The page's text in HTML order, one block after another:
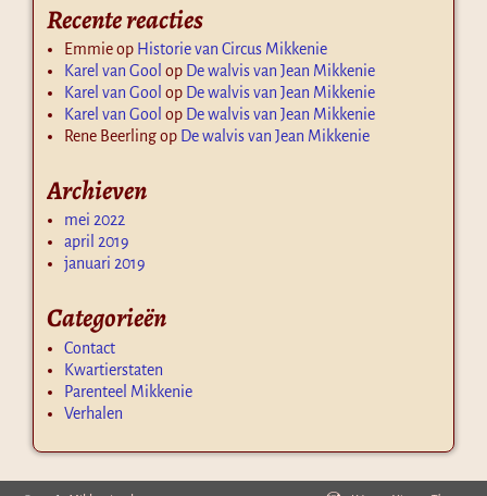
Recente reacties
Emmieop Historie van Circus Mikkenie
Karel van Gool op De walvis van Jean Mikkenie
Karel van Gool op De walvis van Jean Mikkenie
Karel van Gool op De walvis van Jean Mikkenie
Rene Beerlingop De walvis van Jean Mikkenie
Archieven
mei 2022
april 2019
januari 2019
Categorieën
Contact
Kwartierstaten
Parenteel Mikkenie
Verhalen